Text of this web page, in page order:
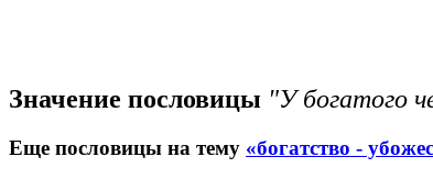
Значение пословицы "У богатого
Еще пословицы на тему «богатство -